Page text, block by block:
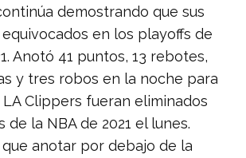
demostrando que sus
en los playoffs de
Anotó 41 puntos, 13 rebotes,
y tres robos en la noche para
Clippers fueran eliminados
de la NBA de 2021 el lunes.
anotar por debajo de la